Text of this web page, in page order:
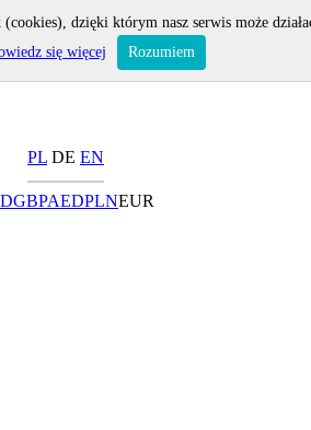
PL DE EN
GBPAEDPLNEUR
(cookies), dzięki którym nasz serwis może
się więcej Rozumiem